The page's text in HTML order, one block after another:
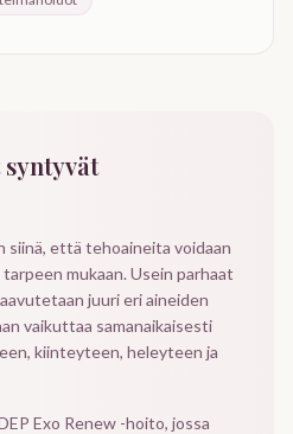
siinä, että tehoaineita voidaan
mukaan. Usein parhaat
juuri eri aineiden
vaikuttaa samanaikaisesti
kiinteyteen, heleyteen ja
Exo Renew -hoito, jossa